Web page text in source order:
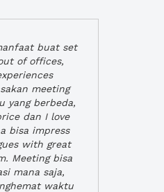
buat set
of offices,
meeting
yang berbeda,
dan I love
bisa impress
with great
Meeting bisa
mana saja,
waktu